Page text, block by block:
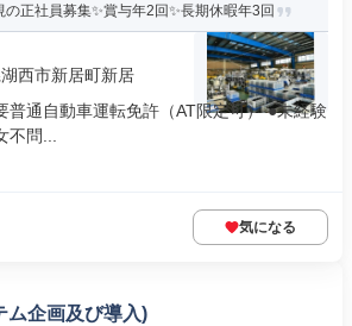
正社員募集✨賞与年2回✨長期休暇年3回
西市新居町新居
普通自動車運転免許（AT限定可） ●未経験
問...
気になる
ム企画及び導入)